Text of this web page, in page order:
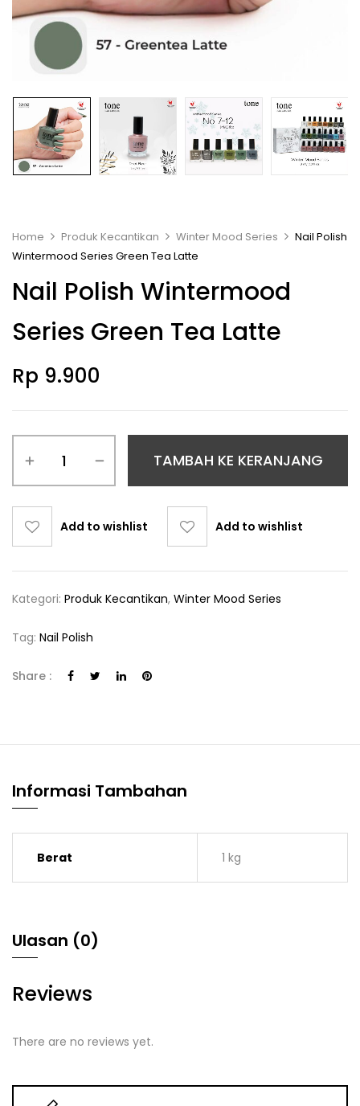
Home Produk Kecantikan Winter Mood Series
Nail Polish
Wintermood Series Green Tea Latte
Nail Polish Wintermood
Series Green Tea Latte
Rp 9.900
TAMBAH KE KERANJANG
Add to wishlist Add to wishlist
Kategori: Produk Kecantikan, Winter Mood Series
Tag: Nail Polish
Share :
Informasi Tambahan
Berat 1 kg
Ulasan (0)
Reviews
There are no reviews yet.